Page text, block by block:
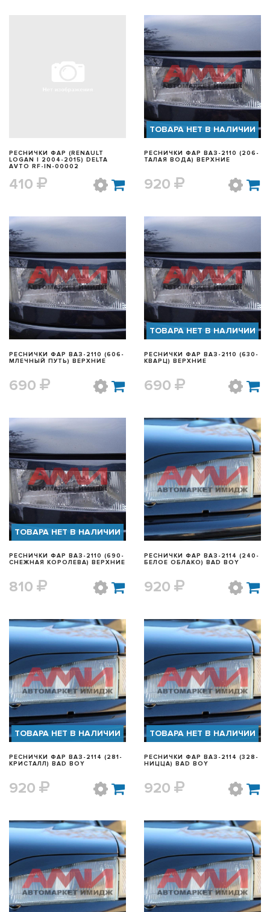
РЕСНИЧКИ ФАР (RENAULT
LOGAN I 2004-2015) DELTA
AVTO RF-IN-00002
410
БЫСТРЫЙ ПРОСМОТР
ТОВАРА НЕТ В НАЛИЧИИ
РЕСНИЧКИ ФАР ВАЗ-2110 (206-
ТАЛАЯ ВОДА) ВЕРХНИЕ
920
БЫСТРЫЙ ПРОСМОТР
РЕСНИЧКИ ФАР ВАЗ-2110 (606-
МЛЕЧНЫЙ ПУТЬ) ВЕРХНИЕ
690
БЫСТРЫЙ ПРОСМОТР
ТОВАРА НЕТ В НАЛИЧИИ
РЕСНИЧКИ ФАР ВАЗ-2110 (630-
КВАРЦ) ВЕРХНИЕ
690
БЫСТРЫЙ ПРОСМОТР
ТОВАРА НЕТ В НАЛИЧИИ
РЕСНИЧКИ ФАР ВАЗ-2110 (690-
СНЕЖНАЯ КОРОЛЕВА) ВЕРХНИЕ
810
БЫСТРЫЙ ПРОСМОТР
РЕСНИЧКИ ФАР ВАЗ-2114 (240-
БЕЛОЕ ОБЛАКО) BAD BOY
920
БЫСТРЫЙ ПРОСМОТР
ТОВАРА НЕТ В НАЛИЧИИ
РЕСНИЧКИ ФАР ВАЗ-2114 (281-
КРИСТАЛЛ) BAD BOY
920
БЫСТРЫЙ ПРОСМОТР
ТОВАРА НЕТ В НАЛИЧИИ
РЕСНИЧКИ ФАР ВАЗ-2114 (328-
НИЦЦА) BAD BOY
920
БЫСТРЫЙ ПРОСМОТР БЫСТРЫЙ ПРОСМОТР